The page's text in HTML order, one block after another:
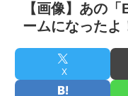
【画像】あの
ームになったよ
X